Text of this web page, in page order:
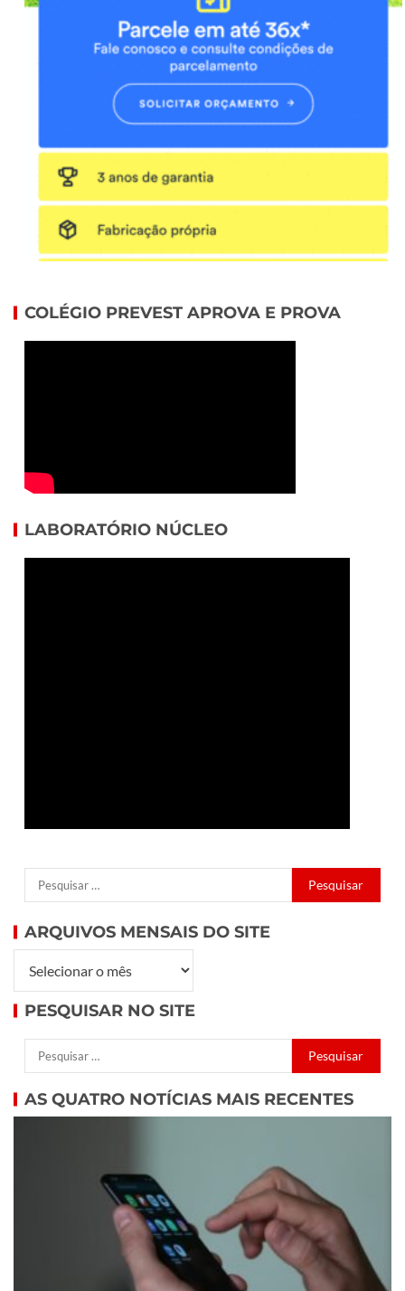
COLÉGIO PREVEST APROVA E PROVA
LABORATÓRIO NÚCLEO
ARQUIVOS MENSAIS DO SITE
PESQUISAR NO SITE
AS QUATRO NOTÍCIAS MAIS RECENTES